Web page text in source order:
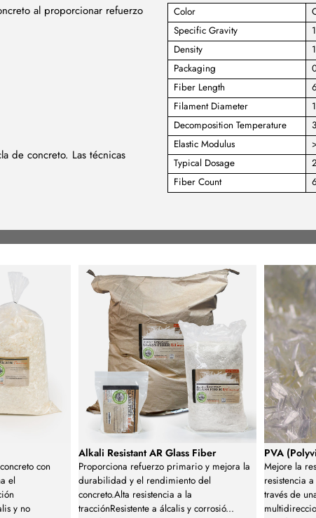
al proporcionar refuerzo
de concreto. Las técnicas
Color
Specific Gravity
Density
Packaging
Fiber Length
Filament Diameter
Decomposition Temperature
Elastic Modulus
Typical Dosage
Fiber Count
con
el
y no
Alkali Resistant AR Glass Fiber
Proporciona refuerzo primario y mejora la
durabilidad y el rendimiento del
concreto.Alta resistencia a la
tracciónResistente a álcalis y corrosió...
PVA
Mejore la
resistencia
través de